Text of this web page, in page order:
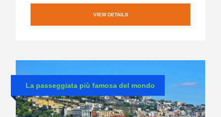
VIEW DETAILS
La passeggiata più famosa del mondo